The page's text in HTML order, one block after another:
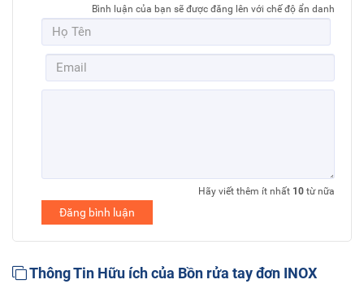
Bình luận của bạn sẽ được đăng lên với chế độ ẩn danh
Hãy viết thêm ít nhất 10 từ nữa
Đăng bình luận
Thông Tin Hữu ích của Bồn rửa tay đơn INOX